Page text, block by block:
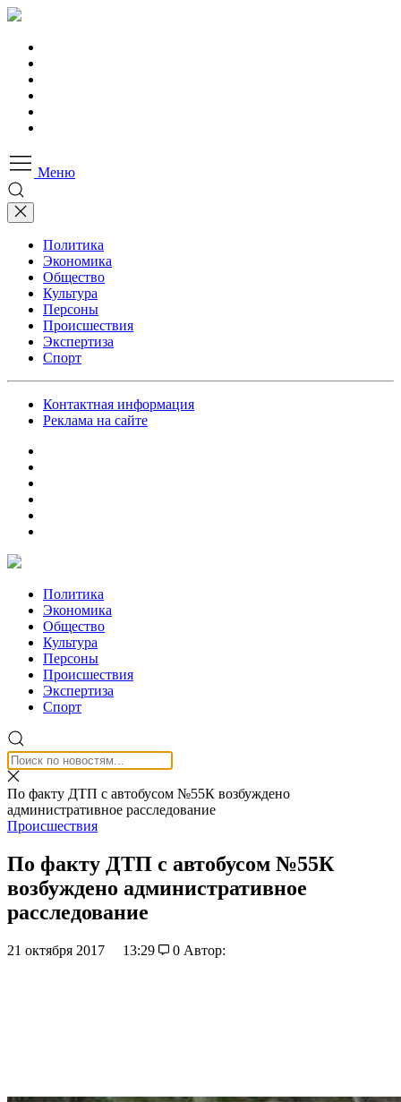
Меню
Политика
Экономика
Общество
Культура
Персоны
Происшествия
Экспертиза
Спорт
Контактная информация
Реклама на сайте
Политика
Экономика
Общество
Культура
Персоны
Происшествия
Экспертиза
Спорт
По факту ДТП с автобусом №55К возбуждено
административное расследование
Происшествия
По факту ДТП с автобусом №55К
возбуждено административное
расследование
21 октября 2017 13:29 0 Автор: